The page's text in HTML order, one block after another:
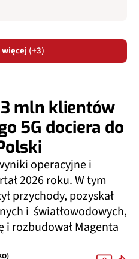
(+3)
mln klientów
5G dociera do
operacyjne i
2026 roku. W tym
przychody, pozyskał
i światłowodowych,
rozbudował Magenta